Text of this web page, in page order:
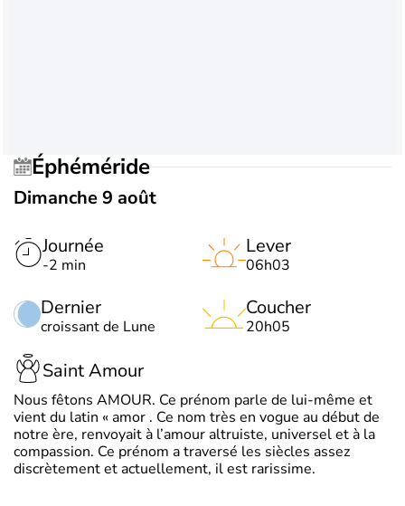
Éphéméride
Dimanche 9 août
Journée
-2 min
Dernier
croissant de Lune
Lever
06h03
Coucher
20h05
Saint Amour
Nous fêtons AMOUR. Ce prénom parle de lui-même et
vient du latin « amor . Ce nom très en vogue au début de
notre ère, renvoyait à l’amour altruiste, universel et à la
compassion. Ce prénom a traversé les siècles assez
discrètement et actuellement, il est rarissime.